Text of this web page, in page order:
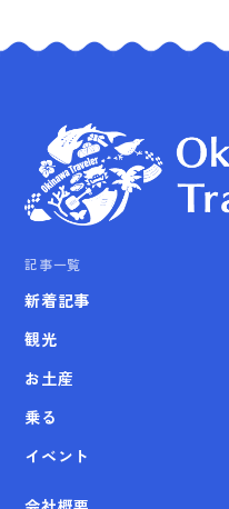
記事一覧
新着記事
観光
お土産
乗る
イベント